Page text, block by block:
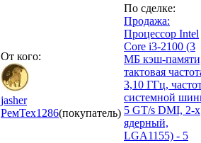
От кого:
jasher
РемТех1286(покупатель)
По сделке:
Продажа:
Процессор Intel
Core i3-2100 (3
МБ кэш-
тактовая
3,10 ГГц,
системной
5 GT/s DMI, 2-х
ядерный,
LGA1155) - 5